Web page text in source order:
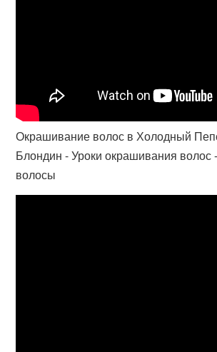
Окрашивание волос в Холодный
Блондин - Уроки окрашивания волос
волосы